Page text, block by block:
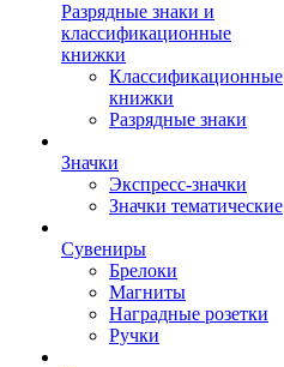
Разрядные знаки и
классификационные
книжки
Классификационные
книжки
Разрядные знаки
Значки
Экспресс-значки
Значки тематические
Сувениры
Брелоки
Магниты
Наградные розетки
Ручки